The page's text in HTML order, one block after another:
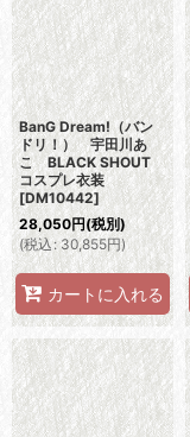
BanG Dream!（バン
ドリ！） 宇田川あ
こ BLACK SHOUT
コスプレ衣装
[DM10442]
28,050円(税別)
(税込: 30,855円)
カートに入れる